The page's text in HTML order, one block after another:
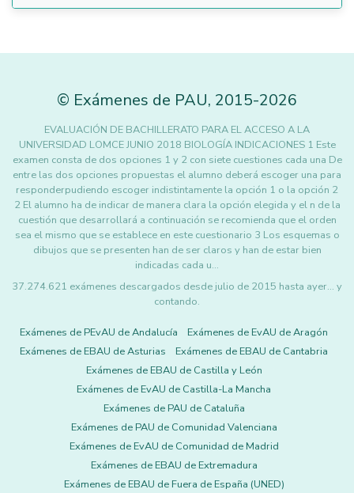
© Exámenes de PAU, 2015-2026
EVALUACIÓN DE BACHILLERATO PARA EL ACCESO A LA
UNIVERSIDAD LOMCE JUNIO 2018 BIOLOGÍA INDICACIONES 1 Este
examen consta de dos opciones 1 y 2 con siete cuestiones cada una De
entre las dos opciones propuestas el alumno deberá escoger una para
responderpudiendo escoger indistintamente la opción 1 o la opción 2
2 El alumno ha de indicar de manera clara la opción elegida y el n de la
cuestión que desarrollará a continuación se recomienda que el orden
sea el mismo que se establece en este cuestionario 3 Los esquemas o
dibujos que se presenten han de ser claros y han de estar bien
indicadas cada u…
37.274.621 exámenes descargados desde julio de 2015 hasta ayer... y
contando.
Exámenes de PEvAU de Andalucía
Exámenes de EvAU de Aragón
Exámenes de EBAU de Asturias
Exámenes de EBAU de Cantabria
Exámenes de EBAU de Castilla y León
Exámenes de EvAU de Castilla-La Mancha
Exámenes de PAU de Cataluña
Exámenes de PAU de Comunidad Valenciana
Exámenes de EvAU de Comunidad de Madrid
Exámenes de EBAU de Extremadura
Exámenes de EBAU de Fuera de España (UNED)